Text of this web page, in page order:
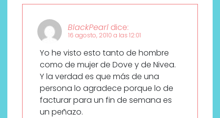
BlackPearl dice:
16 agosto, 2010 a las 12:01
Yo he visto esto tanto de hombre
como de mujer de Dove y de Nivea.
Y la verdad es que más de una
persona lo agradece porque lo de
facturar para un fin de semana es
un peñazo.